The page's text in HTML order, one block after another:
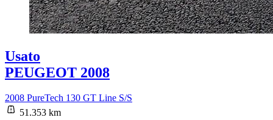
Usato
PEUGEOT 2008
2008 PureTech 130 GT Line S/S
51.353 km